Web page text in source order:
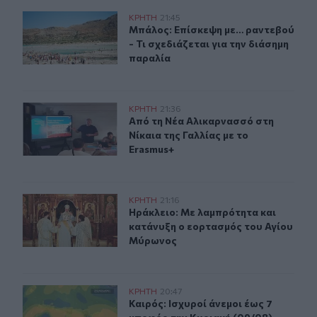
Μπάλος: Επίσκεψη με… ραντεβού - Τι σχεδιάζεται για
ΚΡΗΤΗ 21:45
Μπάλος: Επίσκεψη με… ραντεβού -
Μπάλος: Επίσκεψη με… ραντεβού
- Τι σχεδιάζεται για την διάσημη
παραλία
Από τη Νέα Αλικαρνασσό στη Νίκαια της Γαλλίας με το
ΚΡΗΤΗ 21:36
Από τη Νέα Αλικαρνασσό στη
Από τη Νέα Αλικαρνασσό στη
Νίκαια της Γαλλίας με το
Erasmus+
Ηράκλειο: Με λαμπρότητα και κατάνυξη ο εορτασμός
ΚΡΗΤΗ 21:16
Ηράκλειο: Με λαμπρότητα και
Ηράκλειο: Με λαμπρότητα και
κατάνυξη ο εορτασμός του Αγίου
Μύρωνος
Καιρός: Ισχυροί άνεμοι έως 7 μποφόρ την Κυριακή
ΚΡΗΤΗ 20:47
Καιρός: Ισχυροί άνεμοι έως 7
Καιρός: Ισχυροί άνεμοι έως 7